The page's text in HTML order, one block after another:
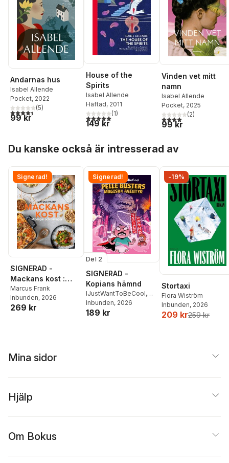
Andarnas hus
Isabel Allende
Pocket, 2022
4,4utav 5 stjärnor. Totalt antal röster:
(5)
99 kr
House of the
Spirits
Isabel Allende
Häftad, 2011
5,0utav 5 stjärnor. Totalt antal röster:
(1)
149 kr
Vinden vet mitt
namn
Isabel Allende
Pocket, 2025
4,0utav 5 stjärnor.
(2)
99 kr
Du kanske också är intresserad av
Signerad!
SIGNERAD -
Mackans kost :
Middagar och
matlådor
Marcus Frank
Inbunden, 2026
269 kr
Signerad!
Del 2
SIGNERAD -
Kopians hämnd
IJustWantToBeCool,
Joel Adolphson
Ejdemo Beer
Inbunden, 2026
189 kr
-19%
Stortaxi
Flora Wiström
Inbunden, 2026
209 kr259 kr
Mina sidor
Hjälp
Om Bokus